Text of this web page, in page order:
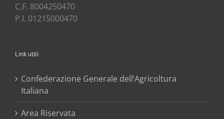
C.F. 8004250470
P.I. 01215000470
Link utili
Confederazione Generale dell’Agricoltura
Italiana
Area Riservata